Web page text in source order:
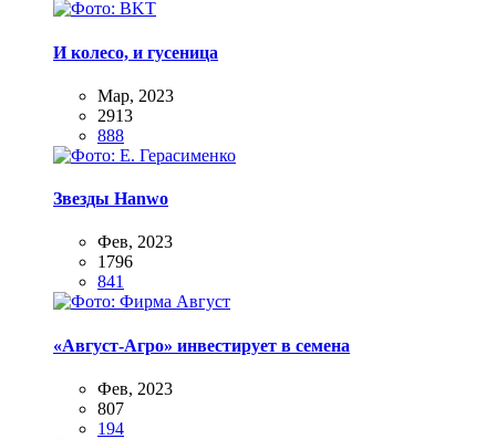
И колесо, и гусеница
Мар, 2023
2913
888
Звезды Hanwo
Фев, 2023
1796
841
«Август-Агро» инвестирует в семена
Фев, 2023
807
194